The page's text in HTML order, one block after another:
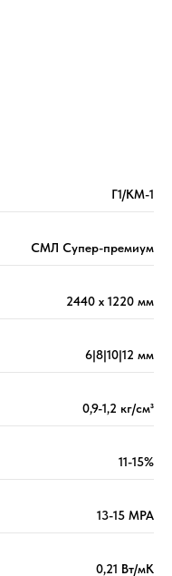
Г1/КМ-1
СМЛ Супер-премиум
2440 х 1220 мм
6|8|10|12 мм
0,9-1,2 кг/см³
11-15%
13-15 МРА
0,21 Вт/мК